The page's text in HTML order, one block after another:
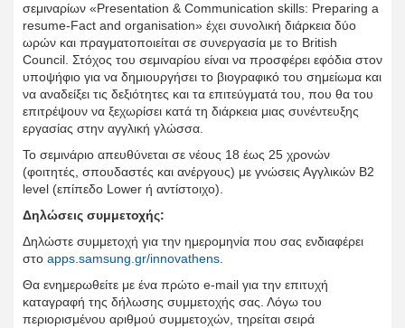
σεμιναρίων «Presentation & Communication skills: Preparing a
resume-Fact and organisation» έχει συνολική διάρκεια δύο
ωρών και πραγματοποιείται σε συνεργασία με το British
Council. Στόχος του σεμιναρίου είναι να προσφέρει εφόδια στον
υποψήφιο για να δημιουργήσει το βιογραφικό του σημείωμα και
να αναδείξει τις δεξιότητες και τα επιτεύγματά του, που θα του
επιτρέψουν να ξεχωρίσει κατά τη διάρκεια μιας συνέντευξης
εργασίας στην αγγλική γλώσσα.
Το σεμινάριο απευθύνεται σε νέους 18 έως 25 χρονών
(φοιτητές, σπουδαστές και ανέργους) με γνώσεις Αγγλικών Β2
level (επίπεδο Lower ή αντίστοιχο).
Δηλώσεις συμμετοχής:
Δηλώστε συμμετοχή για την ημερομηνία που σας ενδιαφέρει
στο apps.samsung.gr/innovathens.
Θα ενημερωθείτε με ένα πρώτο e-mail για την επιτυχή
καταγραφή της δήλωσης συμμετοχής σας. Λόγω του
περιορισμένου αριθμού συμμετοχών, τηρείται σειρά